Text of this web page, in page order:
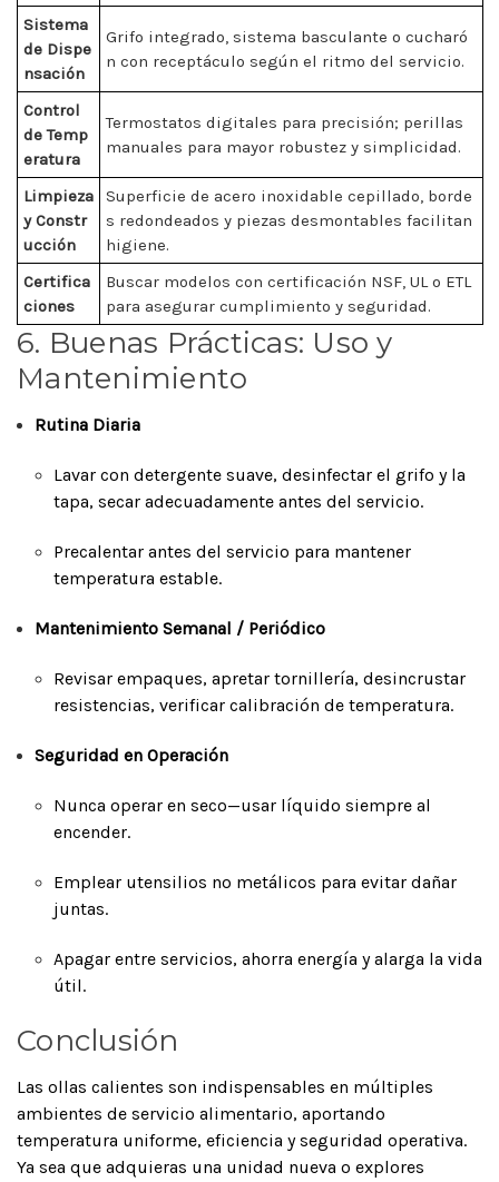
Sistema
de Dispe
nsación
Grifo integrado, sistema basculante o cucharó
n con receptáculo según el ritmo del servicio.
Control
de Temp
eratura
Termostatos digitales para precisión; perillas
manuales para mayor robustez y simplicidad.
Limpieza
y Constr
ucción
Superficie de acero inoxidable cepillado, borde
s redondeados y piezas desmontables facilitan
higiene.
Certifica
ciones
Buscar modelos con certificación NSF, UL o ETL
para asegurar cumplimiento y seguridad.
6. Buenas Prácticas: Uso y
Mantenimiento
Rutina Diaria
Lavar con detergente suave, desinfectar el grifo y la
tapa, secar adecuadamente antes del servicio.
Precalentar antes del servicio para mantener
temperatura estable.
Mantenimiento Semanal / Periódico
Revisar empaques, apretar tornillería, desincrustar
resistencias, verificar calibración de temperatura.
Seguridad en Operación
Nunca operar en seco—usar líquido siempre al
encender.
Emplear utensilios no metálicos para evitar dañar
juntas.
Apagar entre servicios, ahorra energía y alarga la vida
útil.
Conclusión
Las ollas calientes son indispensables en múltiples
ambientes de servicio alimentario, aportando
temperatura uniforme, eficiencia y seguridad operativa.
Ya sea que adquieras una unidad nueva o explores